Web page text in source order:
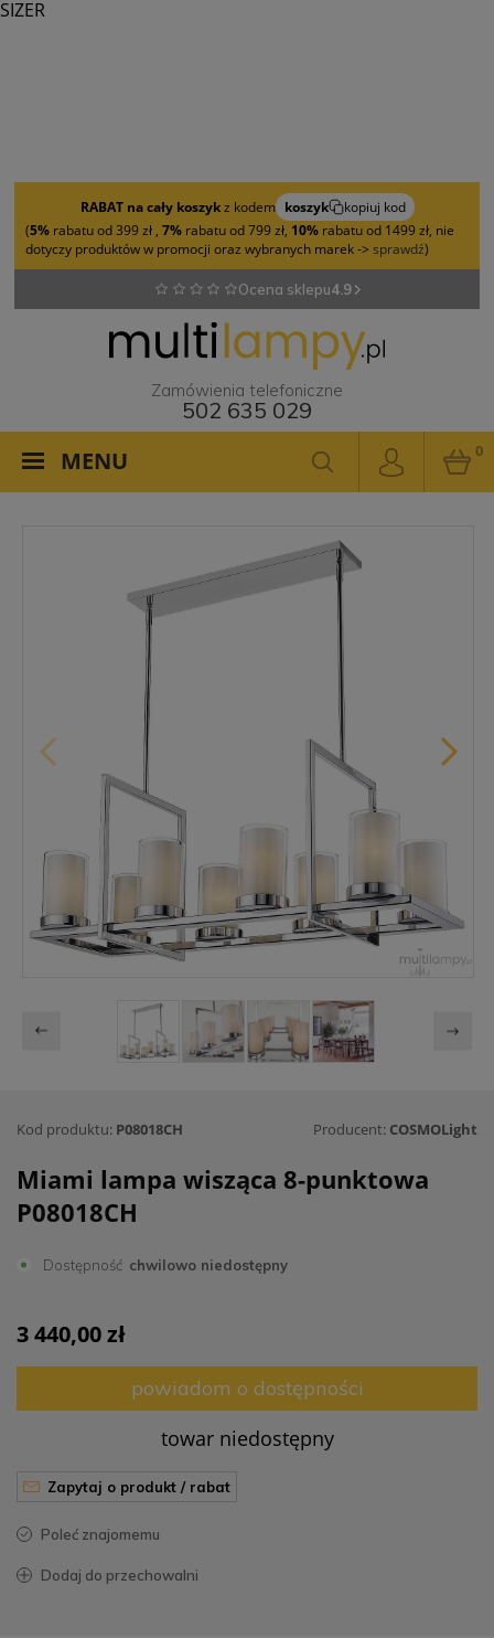
RABAT na cały koszykz kodem koszyk
kopiuj kod
(5% rabatu od 399 zł , 7% rabatu od 799 zł, 10% rabatu od 1499 zł, nie
dotyczy produktów w promocji oraz wybranych marek -> sprawdź)
Ocena sklepu4.9
Zamówienia telefoniczne
502 635 029
MENU 0
Kod produktu: P08018CH Producent: COSMOLight
Miami lampa wisząca 8-punktowa
P08018CH
Dostępność chwilowo niedostępny
3 440,00 zł
powiadom o dostępności
towar niedostępny
zapytaj o produkt / rabat
poleć znajomemu
dodaj do przechowalni
SIZER